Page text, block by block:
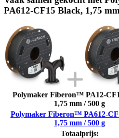
PA612-CF15 Black, 1,75
Polymaker Fiberon™ PA12-
1,75 mm / 500 g
Polymaker Fiberon™ PA612-
1,75 mm / 500 g
Totaalprijs: